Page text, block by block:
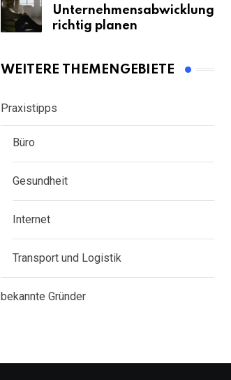
Unternehmensabwicklung
richtig planen
WEITERE THEMENGEBIETE
Praxistipps
Büro
Gesundheit
Internet
Transport und Logistik
bekannte Gründer